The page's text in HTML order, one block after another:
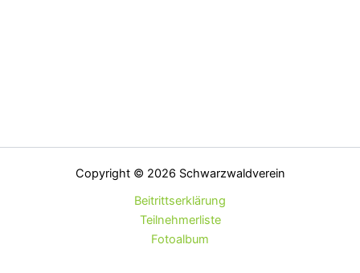
Copyright © 2026 Schwarzwaldverein
Beitrittserklärung
Teilnehmerliste
Fotoalbum